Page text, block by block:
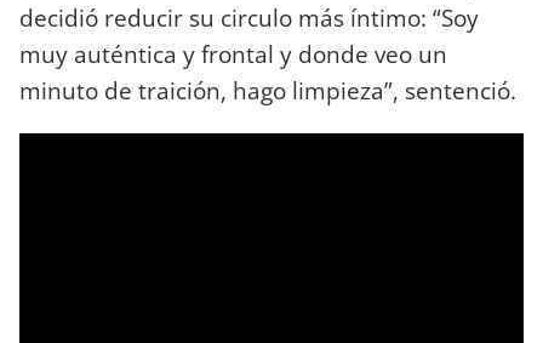
decidió reducir su circulo más íntimo: “Soy
muy auténtica y frontal y donde veo un
minuto de traición, hago limpieza”, sentenció.